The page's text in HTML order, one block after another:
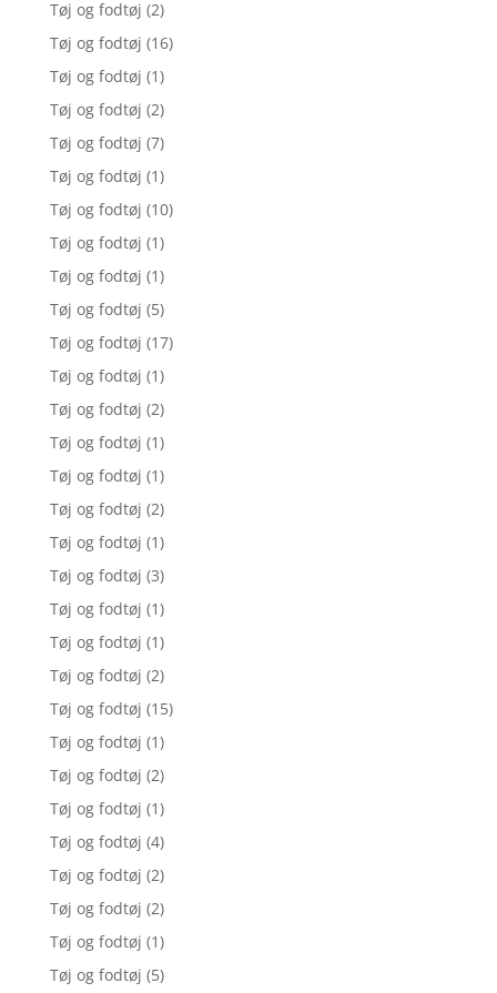
Tøj og fodtøj (2)
Tøj og fodtøj (16)
Tøj og fodtøj (1)
Tøj og fodtøj (2)
Tøj og fodtøj (7)
Tøj og fodtøj (1)
Tøj og fodtøj (10)
Tøj og fodtøj (1)
Tøj og fodtøj (1)
Tøj og fodtøj (5)
Tøj og fodtøj (17)
Tøj og fodtøj (1)
Tøj og fodtøj (2)
Tøj og fodtøj (1)
Tøj og fodtøj (1)
Tøj og fodtøj (2)
Tøj og fodtøj (1)
Tøj og fodtøj (3)
Tøj og fodtøj (1)
Tøj og fodtøj (1)
Tøj og fodtøj (2)
Tøj og fodtøj (15)
Tøj og fodtøj (1)
Tøj og fodtøj (2)
Tøj og fodtøj (1)
Tøj og fodtøj (4)
Tøj og fodtøj (2)
Tøj og fodtøj (2)
Tøj og fodtøj (1)
Tøj og fodtøj (5)